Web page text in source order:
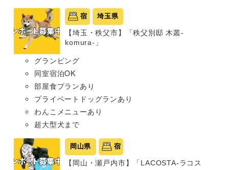
宿 埼玉県
【埼玉・秩父市】「秩父別邸 木叢-
komura-」
グランピング
同室宿泊OK
部屋食プランあり
プライベートドッグランあり
わんこメニューあり
超大型犬まで
岡山県 宿
【岡山・瀬戸内市】「LACOSTA-ラコス